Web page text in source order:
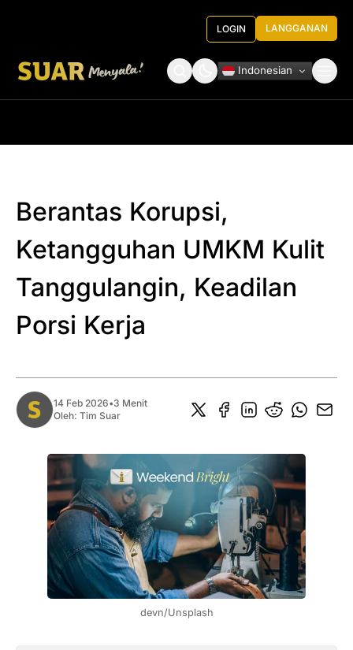
LOGIN LANGGANAN
Indonesian
Berantas Korupsi,
Ketangguhan UMKM Kulit
Tanggulangin, Keadilan
Porsi Kerja
14 Feb 2026•3 Menit
Oleh: Tim Suar
devn/Unsplash